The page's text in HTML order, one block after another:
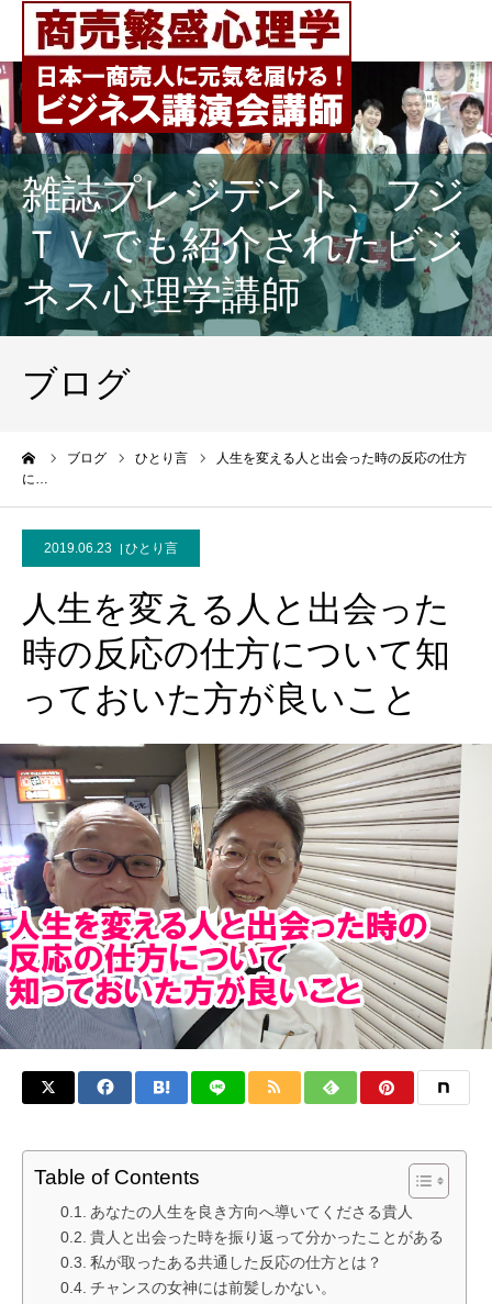
雑誌プレジデント、フジ
ＴＶでも紹介されたビジ
ネス心理学講師
ブログ
ブログ ひとり言
人生を変える人と出会った時の反応の仕方
に…
2019.06.23 ひとり言
人生を変える人と出会った
時の反応の仕方について知
っておいた方が良いこと
Table of Contents
あなたの人生を良き方向へ導いてくださる貴人
貴人と出会った時を振り返って分かったことがある
私が取ったある共通した反応の仕方とは？
チャンスの女神には前髪しかない。